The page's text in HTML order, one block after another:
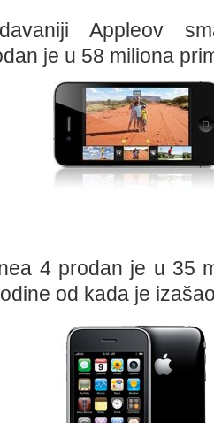
Appleov
je u 58 miliona
4 prodan je u 35
od kada je